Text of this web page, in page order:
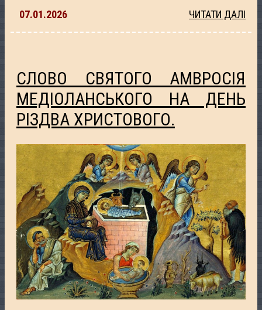
07.01.2026 ЧИТАТИ ДАЛІ
СЛОВО СВЯТОГО АМВРОСІЯ
МЕДІОЛАНСЬКОГО НА ДЕНЬ
РІЗДВА ХРИСТОВОГО.